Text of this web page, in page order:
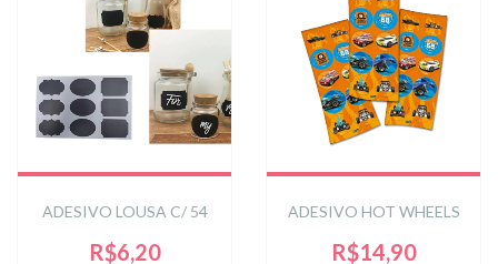
ADESIVO LOUSA C/ 54
R$6,20
ADESIVO HOT WHEELS
R$14,90